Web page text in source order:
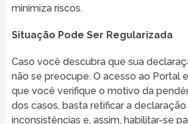
minimiza riscos.
Situação Pode Ser Regularizada
Caso você descubra que sua
não se preocupe. O acesso ao Portal
que você verifique o motivo da
dos casos, basta retificar a declaração
inconsistências e, assim, habilitar-se